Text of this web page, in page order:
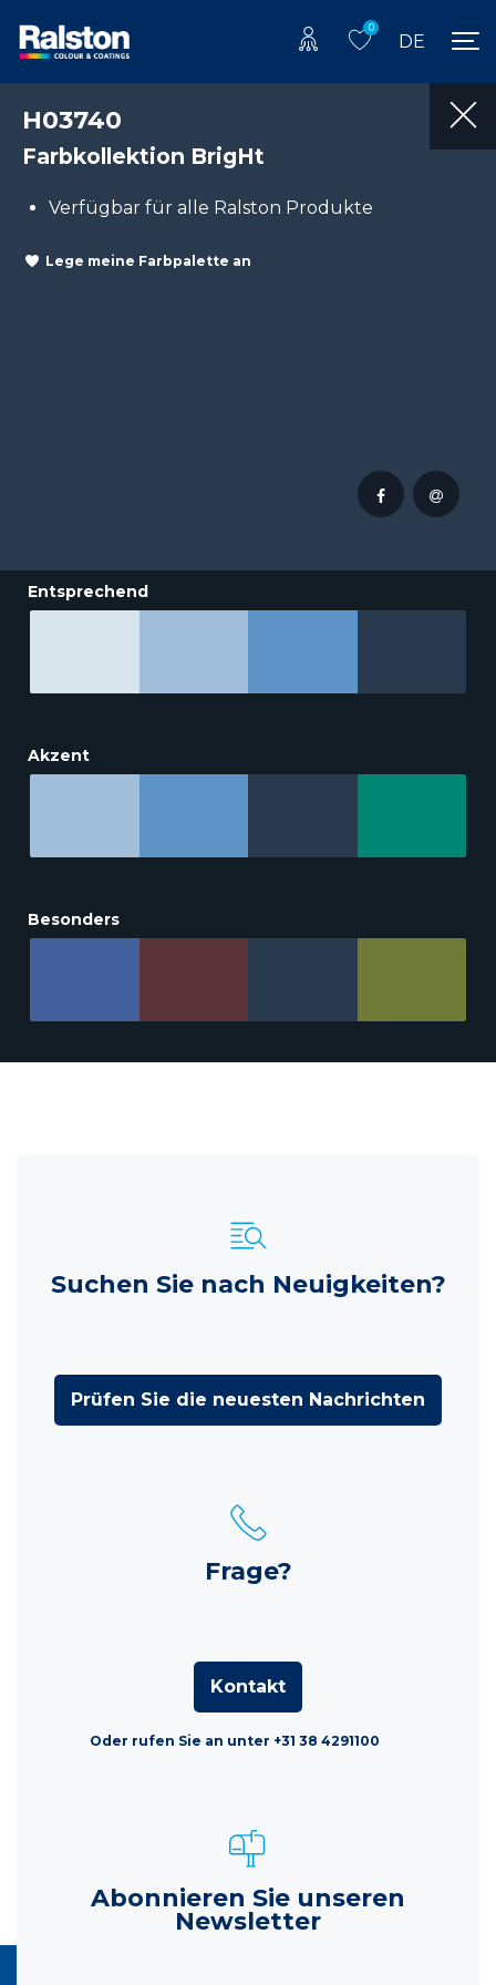
0
DE
H03740
Farbkollektion BrigHt
Verfügbar für alle Ralston Produkte
Lege meine Farbpalette an
Entsprechend
Akzent
Besonders
Suchen Sie nach Neuigkeiten?
Prüfen Sie die neuesten Nachrichten
Frage?
Kontakt
Oder rufen Sie an unter +31 38 4291100
Abonnieren Sie unseren
Newsletter